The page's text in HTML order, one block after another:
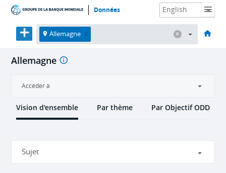
Données
Accueil Économies Thèmes Données et ressources À propos
Allemagne
Allemagne
Accéder à
Vision d'ensemble Par thème Par Objectif ODD
Sujet